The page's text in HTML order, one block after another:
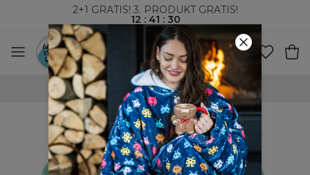
2+1 GRATIS! 3. PRODUKT GRATIS!
12 : 41 :29
VERDENSOMSPENNENDE FRAKT